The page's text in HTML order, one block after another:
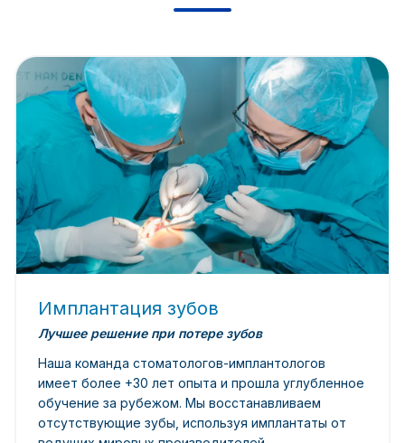
Имплантация зубов
Лучшее решение при потере зубов
Наша команда стоматологов-имплантологов
имеет более +30 лет опыта и прошла углубленное
обучение за рубежом. Мы восстанавливаем
отсутствующие зубы, используя имплантаты от